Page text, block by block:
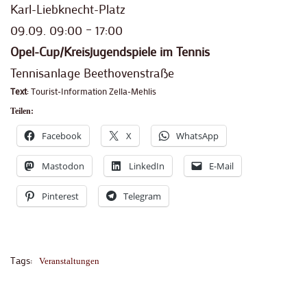
Karl-Liebknecht-Platz
09.09. 09:00 – 17:00
Opel-Cup/Kreisjugendspiele im Tennis
Tennisanlage Beethovenstraße
Text: Tourist-Information Zella-Mehlis
Teilen:
Facebook X WhatsApp
Mastodon LinkedIn E-Mail
Pinterest Telegram
Tags: Veranstaltungen